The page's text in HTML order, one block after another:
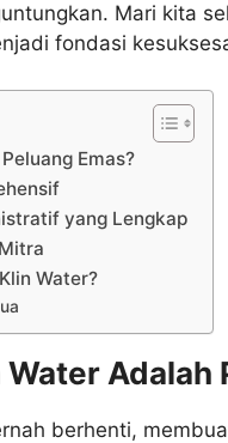
Mari kita
fondasi
Emas?
yang Lengkap
Water?
Adalah
berhenti,